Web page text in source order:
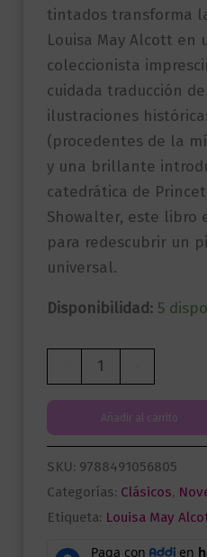
tintados transforma
Louisa May Alcott en
coleccionista
cuidada traducción
ilustraciones
(procedentes de la
y una brillante
catedrática de
Showalter, este libro
para redescubrir un
universal.
Disponibilidad: 5
Mujercitas
|
Edición
especial
con
cantos
tintados
Añadir al carrito
SKU: 9788491056805
Categorías: Clásicos,
Etiqueta: Louisa May